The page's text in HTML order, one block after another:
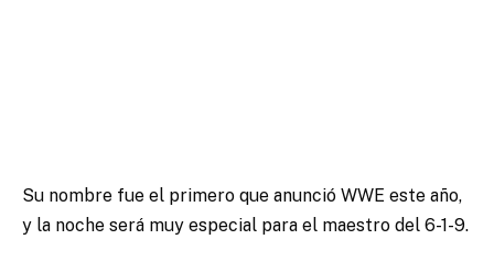
Su nombre fue el primero que anunció WWE este año,
y la noche será muy especial para el maestro del 6-1-9.